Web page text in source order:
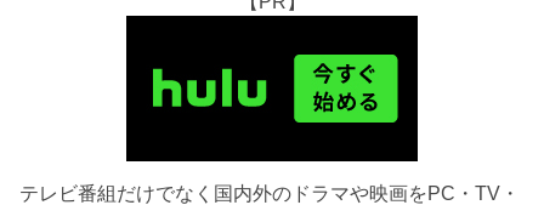
テレビ番組だけでなく国内外のドラマや映画をPC・TV・